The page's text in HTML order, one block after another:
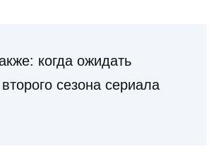
когда ожидать
сезона сериала